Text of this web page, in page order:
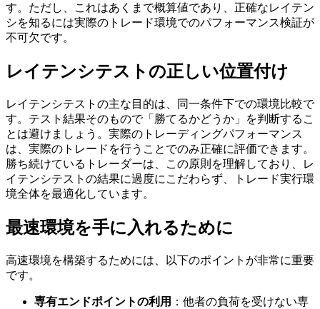
す。ただし、これはあくまで概算値であり、正確なレイテン
シを知るには実際のトレード環境でのパフォーマンス検証が
不可欠です。
レイテンシテストの正しい位置付け
レイテンシテストの主な目的は、同一条件下での環境比較で
す。テスト結果そのもので「勝てるかどうか」を判断するこ
とは避けましょう。実際のトレーディングパフォーマンス
は、実際のトレードを行うことでのみ正確に評価できます。
勝ち続けているトレーダーは、この原則を理解しており、レ
イテンシテストの結果に過度にこだわらず、トレード実行環
境全体を最適化しています。
最速環境を手に入れるために
高速環境を構築するためには、以下のポイントが非常に重要
です。
専有エンドポイントの利用 ：他者の負荷を受けない専